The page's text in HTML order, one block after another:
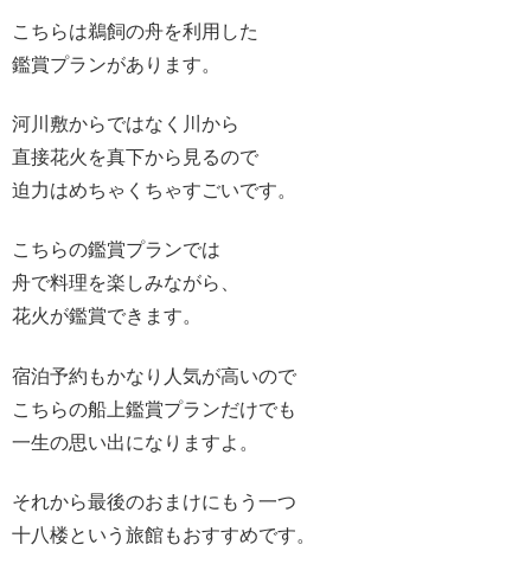
こちらは鵜飼の舟を利用した
鑑賞プランがあります。
河川敷からではなく川から
直接花火を真下から見るので
迫力はめちゃくちゃすごいです。
こちらの鑑賞プランでは
舟で料理を楽しみながら、
花火が鑑賞できます。
宿泊予約もかなり人気が高いので
こちらの船上鑑賞プランだけでも
一生の思い出になりますよ。
それから最後のおまけにもう一つ
十八楼という旅館もおすすめです。